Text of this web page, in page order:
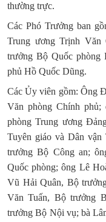
thường trực.
Các Phó Trưởng ban
Trung ương Trịnh Văn
trưởng Bộ Quốc phòng
phủ Hồ Quốc Dũng.
Các Ủy viên gồm: Ông
Văn phòng Chính
phòng Trung ương
Tuyên giáo và Dân
trưởng Bộ Công an;
Quốc phòng; ông Lê
Vũ Hải Quân, Bộ
Văn Tuấn, Bộ trưởng
trưởng Bộ Nội vụ; bà